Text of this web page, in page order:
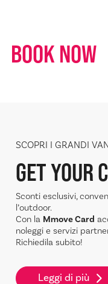
BOOK NOW
SCOPRI I GRANDI
GET YOUR
Sconti esclusivi,
l’outdoor.
Con la Mmove Card
noleggi e servizi
Richiedila subito!
Leggi di più